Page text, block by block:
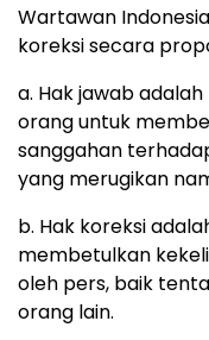
Wartawan
koreksi secara
a. Hak jawab
orang untuk
sanggahan
yang merugikan
b. Hak koreksi
membetulkan
oleh pers, baik
orang lain.